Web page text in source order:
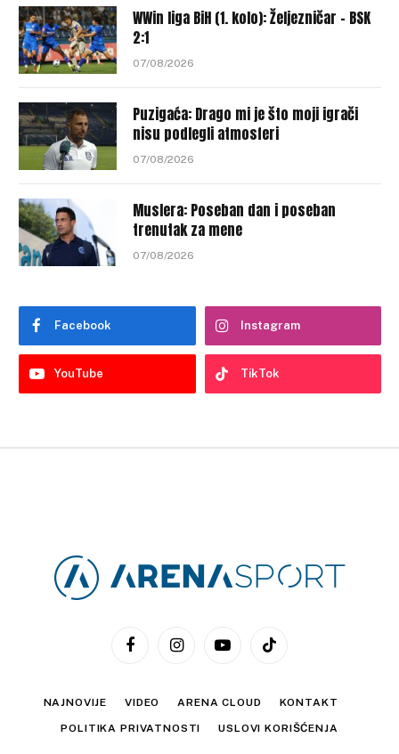
WWin liga BiH (1. kolo): Željezničar – BSK
2:1
07/08/2026
Puzigaća: Drago mi je što moji igrači
nisu podlegli atmosferi
07/08/2026
Muslera: Poseban dan i poseban
trenutak za mene
07/08/2026
Facebook Instagram
YouTube TikTok
FacebookInstagramYouTubeTikTok
NAJNOVIJE VIDEO ARENA CLOUD KONTAKT
POLITIKA PRIVATNOSTI USLOVI KORIŠĆENJA